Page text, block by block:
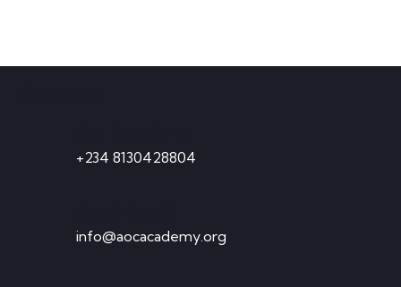
+234 8130428804
info@aocacademy.org